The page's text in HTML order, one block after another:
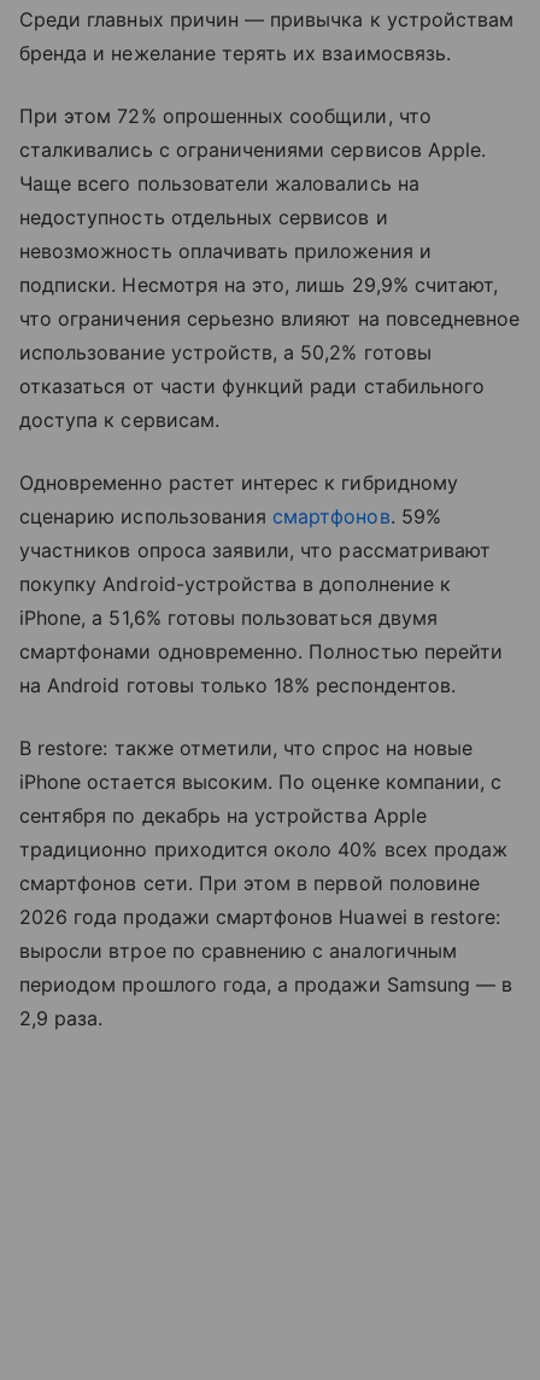
Среди главных причин — привычка к устройствам
бренда и нежелание терять их взаимосвязь.
При этом 72% опрошенных сообщили, что
сталкивались с ограничениями сервисов Apple.
Чаще всего пользователи жаловались на
недоступность отдельных сервисов и
невозможность оплачивать приложения и
подписки. Несмотря на это, лишь 29,9% считают,
что ограничения серьезно влияют на повседневное
использование устройств, а 50,2% готовы
отказаться от части функций ради стабильного
доступа к сервисам.
Одновременно растет интерес к гибридному
сценарию использования смартфонов. 59%
участников опроса заявили, что рассматривают
покупку Android-устройства в дополнение к
iPhone, а 51,6% готовы пользоваться двумя
смартфонами одновременно. Полностью перейти
на Android готовы только 18% респондентов.
В restore: также отметили, что спрос на новые
iPhone остается высоким. По оценке компании, с
сентября по декабрь на устройства Apple
традиционно приходится около 40% всех продаж
смартфонов сети. При этом в первой половине
2026 года продажи смартфонов Huawei в restore:
выросли втрое по сравнению с аналогичным
периодом прошлого года, а продажи Samsung — в
2,9 раза.